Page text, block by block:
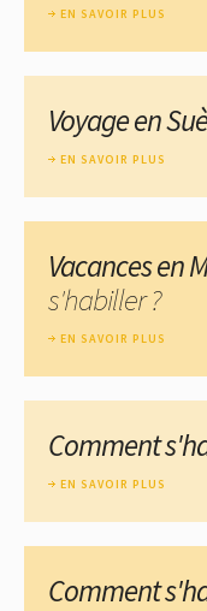
EN SAVOIR PLUS
Voyage en
EN SAVOIR PLUS
Vacances en
s'habiller ?
EN SAVOIR PLUS
Comment
EN SAVOIR PLUS
Comment